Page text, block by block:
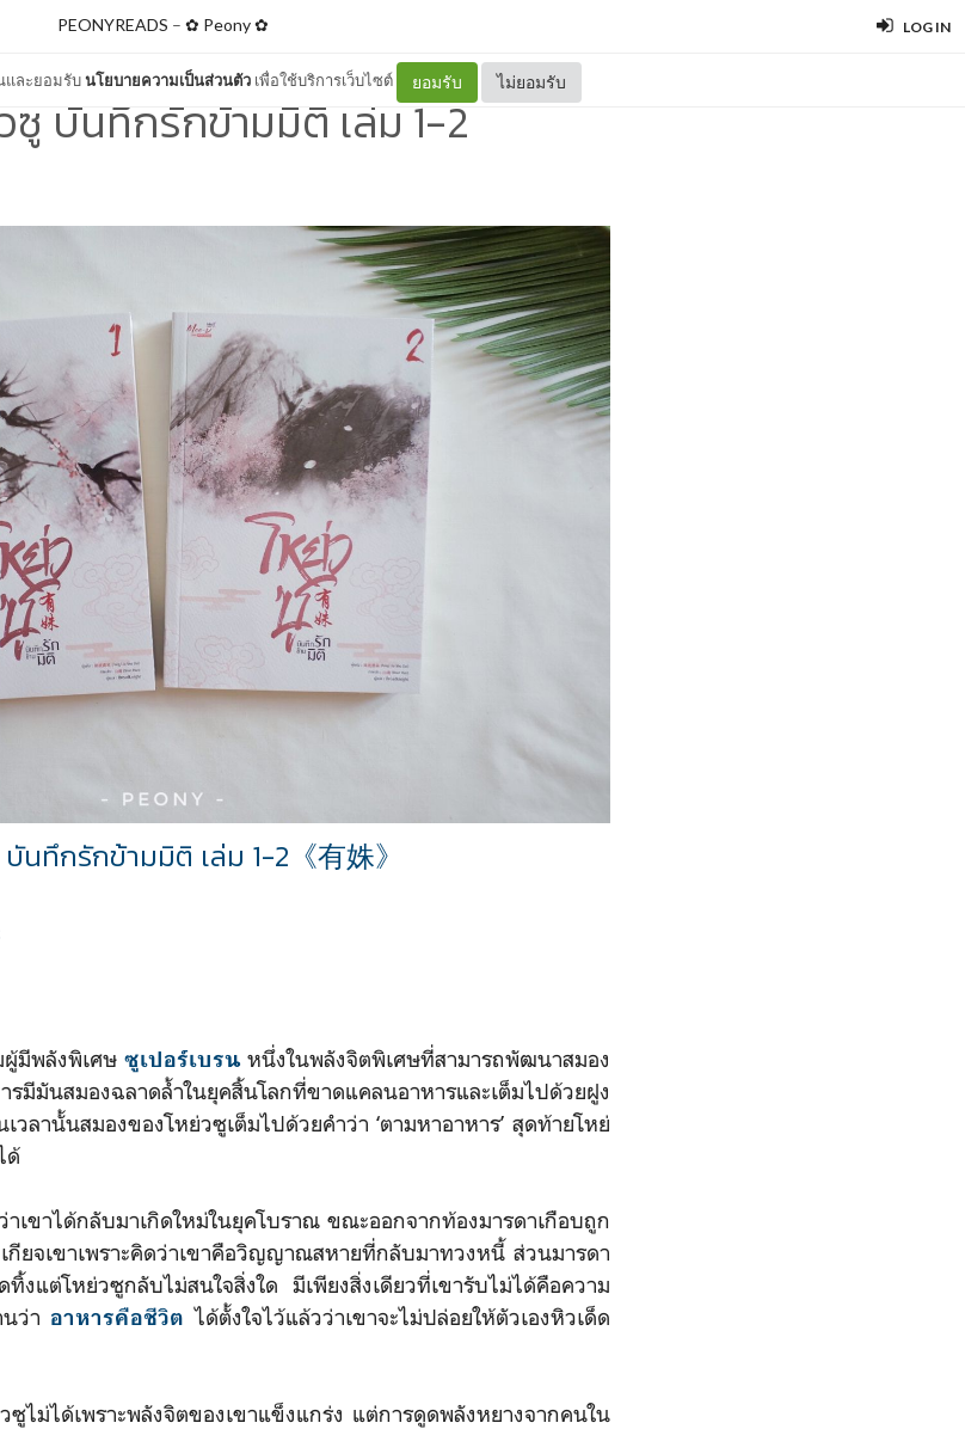
LOG IN
และยอมรับนโยบายความเป็นส่วนตัว เพื่อใช้บริการเว็บไซต์ ยอมรับ ไม่ยอมรับ
PEONYREADS – ✿ Peony ✿
ซู บันทึกรักข้ามมิติ เล่ม 1-2
นทึกรักข้ามมิติ เล่ม 1-2《有姝》
มีพลังพิเศษ ซูเปอร์เบรน หนึ่งในพลังจิตพิเศษที่สามารถพัฒนาสมอง
มีมันสมองฉลาดล้ำในยุคสิ้นโลกที่ขาดแคลนอาหารและเต็มไปด้วยฝูง
ลานั้นสมองของโหย่วซูเต็มไปด้วยคำว่า ‘ตามหาอาหาร’ สุดท้ายโหย่
ด้
ขาได้กลับมาเกิดใหม่ในยุคโบราณ ขณะออกจากท้องมารดาเกือบถูก
กียจเขาเพราะคิดว่าเขาคือวิญญาณสหายที่กลับมาทวงหนี้ ส่วนมารดา
งแต่โหย่วซูกลับไม่สนใจสิ่งใด มีเพียงสิ่งเดียวที่เขารับไม่ได้คือความ
ว่า อาหารคือชีวิต ได้ตั้งใจไว้แล้วว่าเขาจะไม่ปล่อยให้ตัวเองหิวเด็ด
ม่ได้เพราะพลังจิตของเขาแข็งแกร่ง แต่การดูดพลังหยางจากคนใน